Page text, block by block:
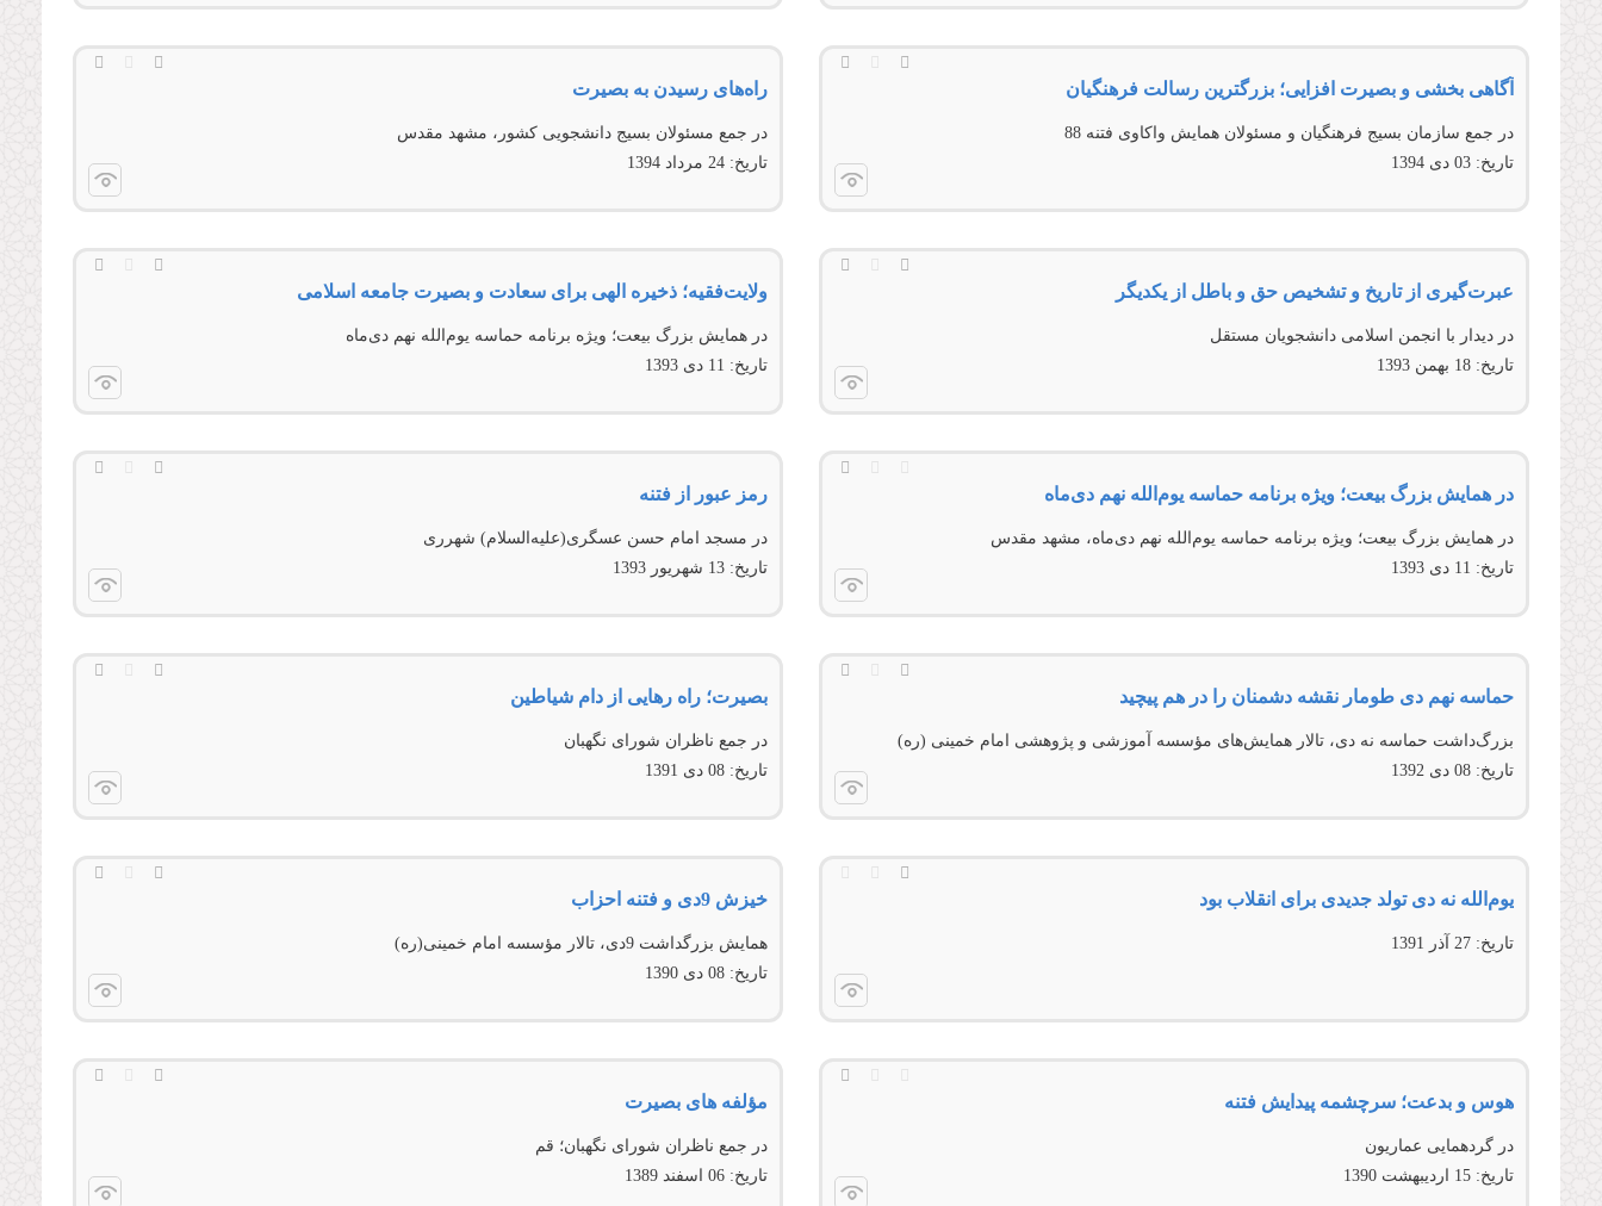
آگاهی بخشی و بصیرت افزایی؛ بزرگترین رسالت فرهنگیان
در جمع سازمان بسیج فرهنگیان و مسئولان همایش واکاوی فتنه 88
تاریخ: 03 دى 1394
راه‌های رسیدن به بصیرت
در جمع مسئولان بسيج دانشجويی کشور، مشهد مقدس
تاریخ: 24 مرداد 1394
عبرت‌گیری از تاریخ و تشخیص حق و باطل از یكدیگر
در ديدار با انجمن اسلامی دانشجويان مستقل
تاریخ: 18 بهمن 1393
ولایت‌فقیه؛ ذخیره الهی برای سعادت و بصیرت جامعه اسلامی
در همايش بزرگ بيعت؛ ويژه برنامه حماسه يوم‌الله نهم دی‌ماه
تاریخ: 11 دى 1393
در همایش بزرگ بیعت؛ ویژه برنامه حماسه یوم‌الله نهم دی‌ماه
در همايش بزرگ بيعت؛ ويژه برنامه حماسه يوم‌الله نهم دی‌ماه، مشهد مقدس
تاریخ: 11 دى 1393
رمز عبور از فتنه
در مسجد امام حسن عسگری(علیه‌السلام) شهرری
تاریخ: 13 شهريور 1393
حماسه نهم دی طومار نقشه دشمنان را در هم پیچید
بزرگ‌داشت حماسه نه دی، تالار همايش‌های مؤسسه آموزشی و پژوهشی امام خمينی (ره)
تاریخ: 08 دى 1392
بصیرت؛ راه رهایی از دام‌ شیاطین
در جمع ناظران شورای نگهبان
تاریخ: 08 دى 1391
یوم‌الله نه دی تولد جدیدی برای انقلاب بود
تاریخ: 27 آذر 1391
خیزش 9دی و فتنه احزاب
همايش بزرگداشت 9دی، تالار مؤسسه امام خمينی(ره)
تاریخ: 08 دى 1390
هوس و بدعت؛ سرچشمه پیدایش فتنه
در گردهمايی عماريون
تاریخ: 15 ارديبهشت 1390
مؤلفه های بصیرت
در جمع ناظران شورای نگهبان؛ قم
تاریخ: 06 اسفند 1389